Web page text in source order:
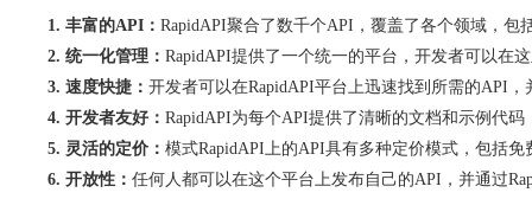
1. 丰富的API： RapidAPI聚合了数千个API，覆盖了各个领域，
2. 统一化管理： RapidAPI提供了一个统一的平台，开发者可以在
3. 速度快捷： 开发者可以在RapidAPI平台上迅速找到所需的API
4. 开发者友好： RapidAPI为每个API提供了清晰的文档和示例代
5. 灵活的定价： 模式RapidAPI上的API具有多种定价模式，包括
6. 开放性： 任何人都可以在这个平台上发布自己的API，并通过